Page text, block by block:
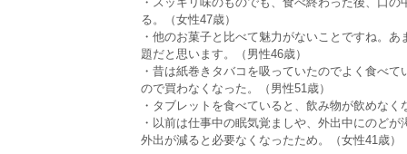
る。（女性47歳）
・他のお菓子と比べて魅力がないことですね。
題だと思います。（男性46歳）
・昔は紙巻きタバコを吸っていたのでよく食べ
ので買わなくなった。（男性51歳）
・タブレットを食べていると、飲み物が飲めな
・以前は仕事中の眠気覚ましや、外出中にのど
外出が減ると必要なくなったため。（女性41歳）